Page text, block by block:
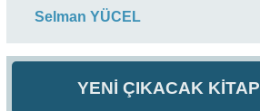
YENİ ÇIKACAK
Selman YÜCEL